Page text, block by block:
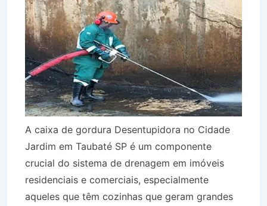
A caixa de gordura Desentupidora no Cidade
Jardim em Taubaté SP é um componente
crucial do sistema de drenagem em imóveis
residenciais e comerciais, especialmente
aqueles que têm cozinhas que geram grandes